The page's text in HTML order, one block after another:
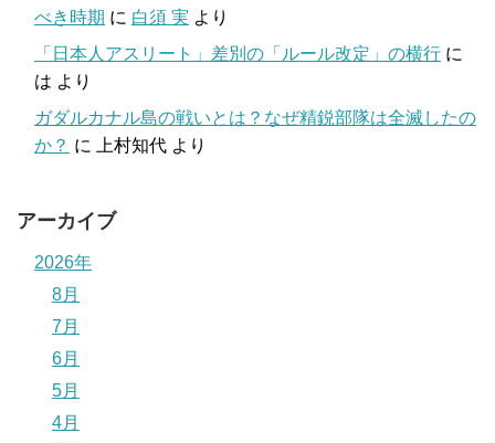
べき時期 に 白須 実 より
「日本人アスリート」差別の「ルール改定」の横行 に
は より
ガダルカナル島の戦いとは？なぜ精鋭部隊は全滅したの
か？ に 上村知代 より
アーカイブ
2026年
8月
7月
6月
5月
4月